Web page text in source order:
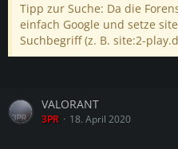
Tipp zur Suche: Da die
einfach Google und setze
Suchbegriff (z. B. site:2-
VALORANT
3PR 18. April 2020